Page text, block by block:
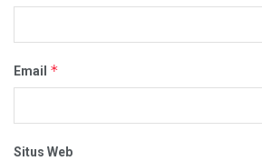
Email *
Situs Web